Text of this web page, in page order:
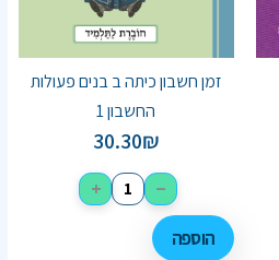
זמן חשבון כיתה ב בנים פעולות
החשבון 1
30.30₪
−
+
הוספה